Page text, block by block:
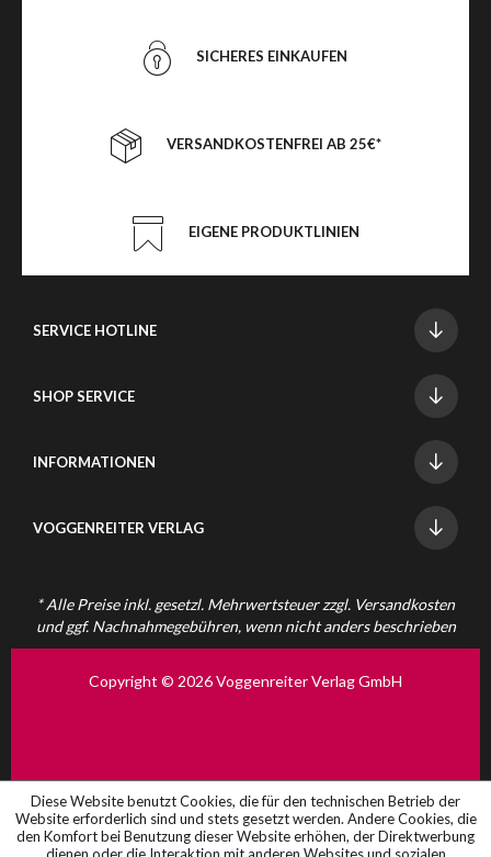
SICHERES EINKAUFEN
VERSANDKOSTENFREI AB 25€*
EIGENE PRODUKTLINIEN
SERVICE HOTLINE
SHOP SERVICE
INFORMATIONEN
VOGGENREITER VERLAG
* Alle Preise inkl. gesetzl. Mehrwertsteuer zzgl. Versandkosten
und ggf. Nachnahmegebühren, wenn nicht anders beschrieben
Copyright © 2026 Voggenreiter Verlag GmbH
Diese Website benutzt Cookies, die für den technischen Betrieb der
Website erforderlich sind und stets gesetzt werden. Andere Cookies, die
den Komfort bei Benutzung dieser Website erhöhen, der Direktwerbung